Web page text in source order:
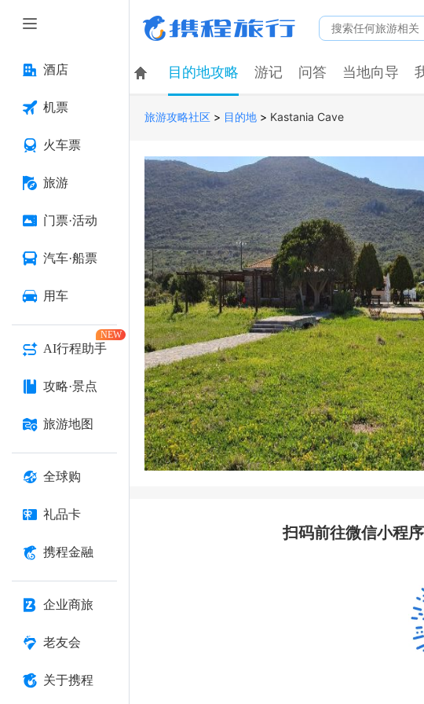
酒店
机票
火车票
旅游
门票·活动
汽车·船票
用车
AI行程助手
NEW
攻略·景点
旅游地图
全球购
礼品卡
携程金融
企业商旅
老友会
关于携程
目的地攻略 游记 问答 当地向导
旅游攻略社区 > 目的地 > Kastania Cave
扫码前往微信小程